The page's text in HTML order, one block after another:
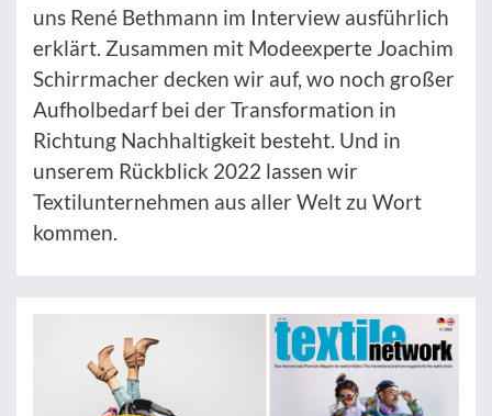
uns René Bethmann im Interview ausführlich
erklärt. Zusammen mit Modeexperte Joachim
Schirrmacher decken wir auf, wo noch großer
Aufholbedarf bei der Transformation in
Richtung Nachhaltigkeit besteht. Und in
unserem Rückblick 2022 lassen wir
Textilunternehmen aus aller Welt zu Wort
kommen.